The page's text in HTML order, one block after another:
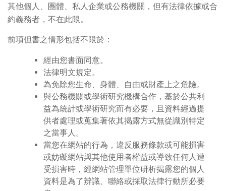
其他個人、團體、私人企業或公務機關，但有法律依據或合
約義務者，不在此限。
前項但書之情形包括不限於：
經由您書面同意。
法律明文規定。
為免除您生命、身體、自由或財產上之危險。
與公務機關或學術研究機構合作，基於公共利
益為統計或學術研究而有必要，且資料經過提
供者處理或蒐集著依其揭露方式無從識別特定
之當事人。
當您在網站的行為，違反服務條款或可能損害
或妨礙網站與其他使用者權益或導致任何人遭
受損害時，經網站管理單位研析揭露您的個人
資料是為了辨識、聯絡或採取法律行動所必要